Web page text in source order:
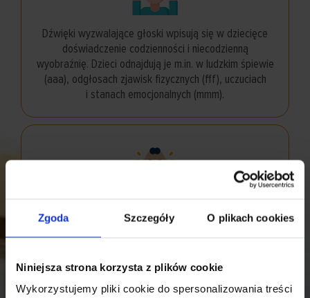
Zgoda Szczegóły O plikach cookies
Niniejsza strona korzysta z plików cookie
Wykorzystujemy pliki cookie do spersonalizowania treści
Dźwięki wyzwalające głoski wpisują się w dziecięce
doświadczenie codzienności i niecodzienną
wyobraźnię. Dzieci odnajdują je m.in. w ludzkim śpiewie
(aaa), odgłosach zjawisk fizycznych (fff), uczuciach
i stanach emocjonalnych (mmm).
Dźwięki odpowiadające literom nie są oderwane od
zachwytu (uuu).